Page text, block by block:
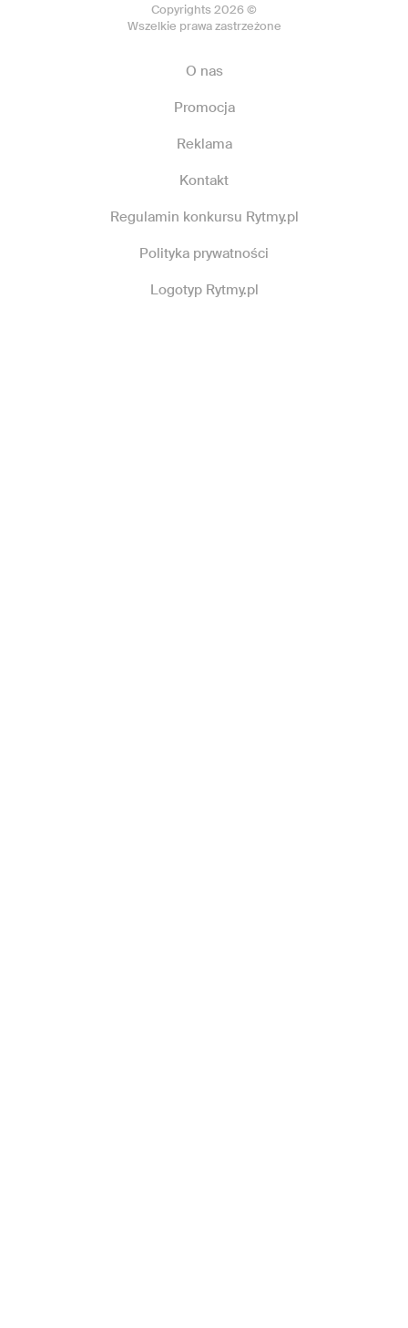
Copyrights 2026 ©
Wszelkie prawa zastrzeżone
O nas
Promocja
Reklama
Kontakt
Regulamin konkursu Rytmy.pl
Polityka prywatności
Logotyp Rytmy.pl